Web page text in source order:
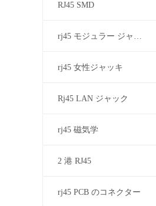
RJ45 SMD
rj45 モジュラー ジャック
rj45 女性ジャッキ
Rj45 LAN ジャック
rj45 磁気学
2 港 RJ45
rj45 PCB のコネクター